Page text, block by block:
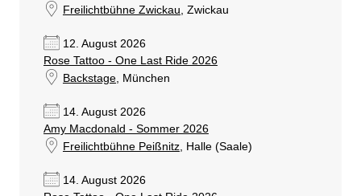
Freilichtbühne Zwickau, Zwickau
12. August 2026
Rose Tattoo - One Last Ride 2026
Backstage, München
14. August 2026
Amy Macdonald - Sommer 2026
Freilichtbühne Peißnitz, Halle (Saale)
14. August 2026